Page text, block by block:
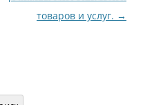
товаров и услуг. →